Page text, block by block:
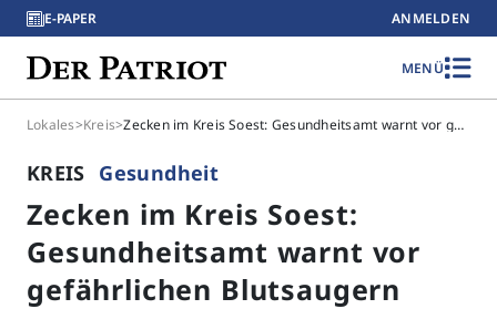
E-PAPER ANMELDEN
MENÜ
Lokales>Kreis> Zecken im Kreis Soest: Gesundheitsamt warnt vor gefährlichen Blutsaugern
KREIS Gesundheit
Zecken im Kreis Soest:
Gesundheitsamt warnt vor
gefährlichen Blutsaugern